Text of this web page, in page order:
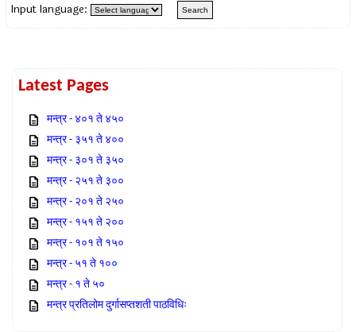
Input language:
Latest Pages
मन्त्र - ४०१ ते ४५०
मन्त्र - ३५१ ते ४००
मन्त्र - ३०१ ते ३५०
मन्त्र - २५१ ते ३००
मन्त्र - २०१ ते २५०
मन्त्र - १५१ ते २००
मन्त्र - १०१ ते १५०
मन्त्र - ५१ ते १००
मन्त्र - १ ते ५०
मन्त्र प्रतिलोम दुर्गासप्तशती पाठविधिः